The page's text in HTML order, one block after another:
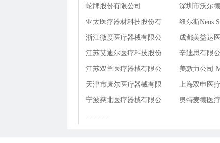
限公司 MEDICA S.r.l
蛇牌股份有限公司
Aesculap AG
深圳市沃尔
械技术有限
亚太医疗器材科技股份有
限公司亞太醫療器材科技
股份有限公司
纽尔斯Neos
浙江微度医疗器械有限公
司
成都美益达
公司
江苏艾迪尔医疗科技股份
有限公司
辛迪思有限
GmbH
江苏双羊医疗器械有限公
司
美敦力公司
天津市康尔医疗器械有限
公司
上海双申医
限公司
宁波慈北医疗器械有限公
司
奥特麦德医
. . . . . .